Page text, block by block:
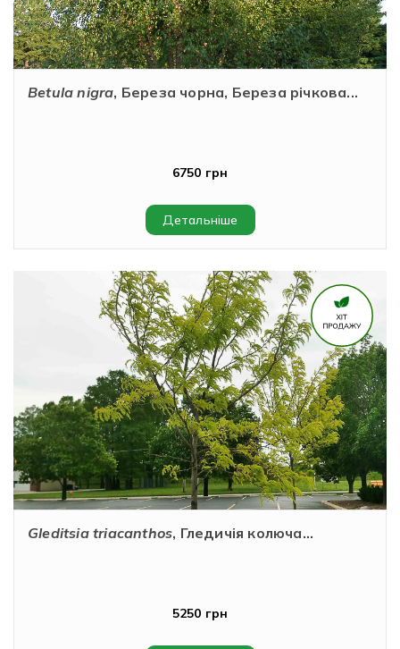
Betula nigra, Береза чорна, Береза річкова...
6750 грн
Детальніше
Gleditsia triacanthos, Гледичія колюча...
5250 грн